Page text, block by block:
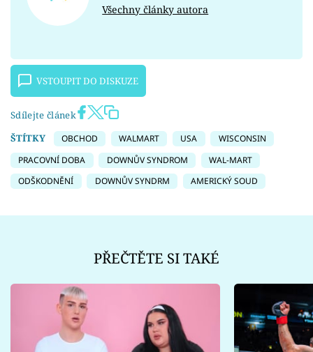
Všechny články autora
VSTOUPIT DO DISKUZE
Sdílejte článek
ŠTÍTKY
OBCHOD WALMART USA
WISCONSIN
PRACOVNÍ DOBA
DOWNŮV SYNDROM
WAL-MART
ODŠKODNĚNÍ
DOWNŮV SYNDRM AMERICKÝ SOUD
PŘEČTĚTE SI TAKÉ